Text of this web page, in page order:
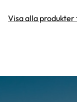
Visa alla produkter